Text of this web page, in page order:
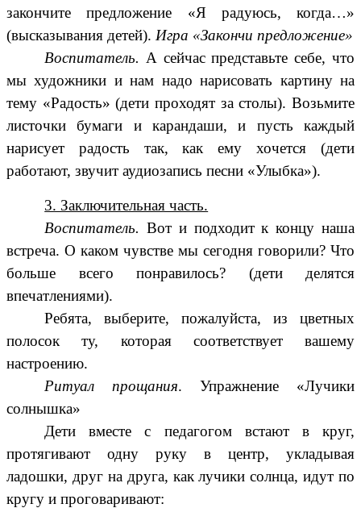
закончите предложение «Я радуюсь, когда…»
(высказывания детей). Игра «Закончи предложение»
Воспитатель. А сейчас представьте себе, что
мы художники и нам надо нарисовать картину на
тему «Радость» (дети проходят за столы). Возьмите
листочки бумаги и карандаши, и пусть каждый
нарисует радость так, как ему хочется (дети
работают, звучит аудиозапись песни «Улыбка»).
3. Заключительная часть.
Воспитатель. Вот и подходит к концу наша
встреча. О каком чувстве мы сегодня говорили? Что
больше всего понравилось? (дети делятся
впечатлениями).
Ребята, выберите, пожалуйста, из цветных
полосок ту, которая соответствует вашему
настроению.
Ритуал прощания. Упражнение «Лучики
солнышка»
Дети вместе с педагогом встают в круг,
протягивают одну руку в центр, укладывая
ладошки, друг на друга, как лучики солнца, идут по
кругу и проговаривают: